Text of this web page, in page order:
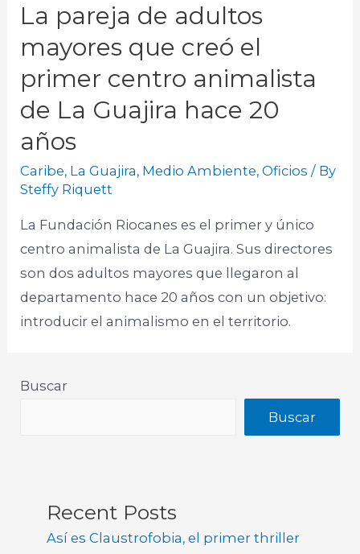
La pareja de adultos
mayores que creó el
primer centro animalista
de La Guajira hace 20
años
Caribe, La Guajira, Medio Ambiente,Oficios / By
Steffy Riquett
La Fundación Riocanes es el primer y único
centro animalista de La Guajira. Sus directores
son dos adultos mayores que llegaron al
departamento hace 20 años con un objetivo:
introducir el animalismo en el territorio.
Buscar
Buscar
Recent Posts
Así es Claustrofobia, el primer thriller